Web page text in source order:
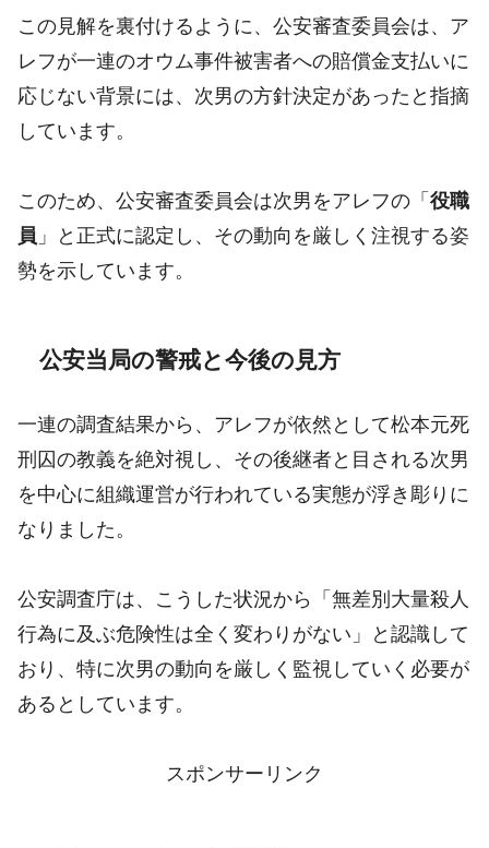
この見解を裏付けるように、公安審査委員会は、ア
レフが一連のオウム事件被害者への賠償金支払いに
応じない背景には、次男の方針決定があったと指摘
しています。
このため、公安審査委員会は次男をアレフの「 役職
員 」と正式に認定し、その動向を厳しく注視する姿
勢を示しています。
公安当局の警戒と今後の見方
一連の調査結果から、アレフが依然として松本元死
刑囚の教義を絶対視し、その後継者と目される次男
を中心に組織運営が行われている実態が浮き彫りに
なりました。
公安調査庁は、こうした状況から「無差別大量殺人
行為に及ぶ危険性は全く変わりがない」と認識して
おり、特に次男の動向を厳しく監視していく必要が
あるとしています。
スポンサーリンク